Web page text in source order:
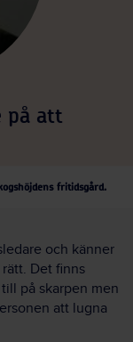
på att
fritidsgård.
och känner
Det finns
på skarpen men
att lugna